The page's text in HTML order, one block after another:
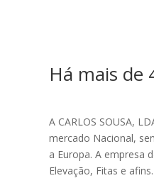
Há mais de
A CARLOS SOUSA,
mercado Nacional,
a Europa. A empresa
Elevação, Fitas e afins.